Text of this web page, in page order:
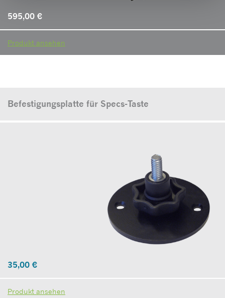
595,00 €
Produkt ansehen
Befestigungsplatte für Specs-Taste
35,00 €
Produkt ansehen